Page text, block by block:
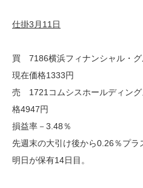
仕掛3月11日
買 7186横浜フィナンシャル・
現在価格1333円
売 1721コムシスホールディン
格4947円
損益率－3.48％
先週末の大引け後から0.26％プラ
明日が保有14日目。